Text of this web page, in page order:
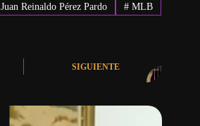
Juan Reinaldo Pérez Pardo # MLB
SIGUIENTE